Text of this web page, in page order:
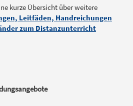
kurze Übersicht über weitere
Leitfäden, Handreichungen
zum Distanzunterricht